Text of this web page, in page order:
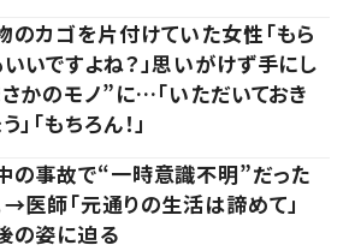
のカゴを片付けていた女性「もら
いいですよね？」思いがけず手にし
かのモノ”に…「いただいておき
」「もちろん！」
の事故で“一時意識不明”だった
→医師「元通りの生活は諦めて」
の姿に迫る